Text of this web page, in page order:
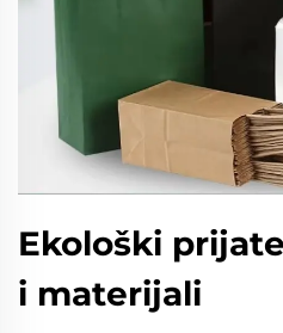
Ekološki
i materijali